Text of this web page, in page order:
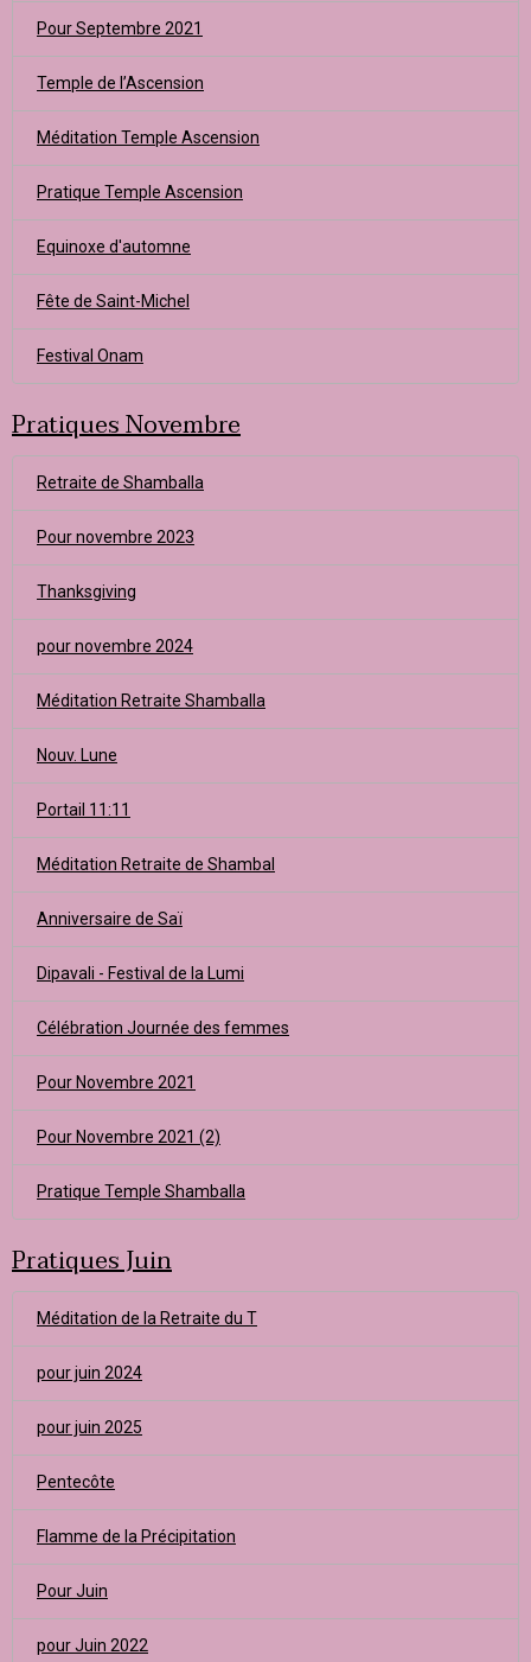
Pour Septembre 2021
Temple de l’Ascension
Méditation Temple Ascension
Pratique Temple Ascension
Equinoxe d'automne
Fête de Saint-Michel
Festival Onam
Pratiques Novembre
Retraite de Shamballa
Pour novembre 2023
Thanksgiving
pour novembre 2024
Méditation Retraite Shamballa
Nouv. Lune
Portail 11:11
Méditation Retraite de Shambal
Anniversaire de Saï
Dipavali - Festival de la Lumi
Célébration Journée des femmes
Pour Novembre 2021
Pour Novembre 2021 (2)
Pratique Temple Shamballa
Pratiques Juin
Méditation de la Retraite du T
pour juin 2024
pour juin 2025
Pentecôte
Flamme de la Précipitation
Pour Juin
pour Juin 2022